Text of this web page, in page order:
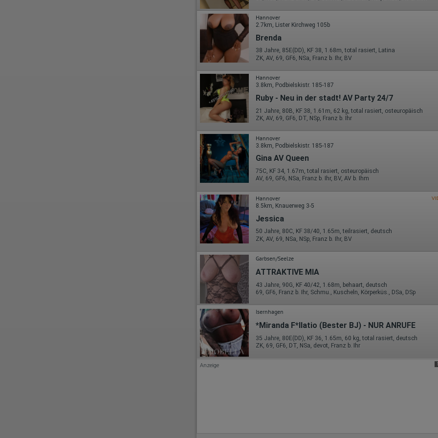
von Mitgliedstaaten der Europäischen Union oder in anderen
Vertragsstaaten des Abkommens über den Europäischen
Wirtschaftsraum gekürzt, dies bedeutet, dass alle Daten anonym
erhoben werden. Nur in Ausnahmefällen wird die volle IP-Adresse an
einen Server von Google in den USA übertragen und dort gekürzt. Die von
dem Browser des Nutzers übermittelte IP-Adresse wird nicht mit anderen
Daten von Google zusammengeführt.
Herkunft (Land und Stadt)
Sprache
Betriebssystem
Gerät (PC, Tablet-PC oder Smartphone)
Browser und alle verwendeten Add-ons
Auflösung des Computers
Webseite)
Welche Dateien wurden heruntergeladen?
Welche Videos angeschaut?
Wurden Werbebanner angeklickt?
Wohin ging der Besucher? Klickte er auf weitere Seiten des Portals
oder hat er sie komplett verlassen?
Wie lange blieb der Besucher?
Ort der Verarbeitung:
Europäische Union & USA
Hotjar
Wir nutzen Hotjar als Webanalysedient. Es wird verwendet, um Daten
über das Benutzerverhalten zu sammeln. Hotjar kann auch im Rahmen
von Umfragen und Feedbackfunktionen, die auf unserer Website
eingebunden sind, von Ihnen bereitgestellte Informationen verarbeiten.
Herausgeber:
Hotjar Limited, Malta
Erhobene Daten:
Datum und Uhrzeit des Besuchs
Gerätetyp
Geografischer Standort
IP-Adresse
Mausbewegungen
Besuchte Seiten
Referrer URL
Hannover
2.7km, Lister Kirchweg 105b
Brenda
38 Jahre, 85E(DD), KF 38, 1.68m, total rasiert, Latina
ZK, AV, 69, GF6, NSa, Franz b. Ihr, BV
Hannover
3.8km, Podbielskistr. 185-187
Ruby - Neu in der stadt! AV Party 24/7
21 Jahre, 80B, KF 38, 1.61m, 62 kg, total rasiert, osteuropäisch
ZK, AV, 69, GF6, DT, NSp, Franz b. Ihr
Hannover
3.8km, Podbielskistr. 185-187
Gina AV Queen
75C, KF 34, 1.67m, total rasiert, osteuropäisch
AV, 69, GF6, NSa, Franz b. Ihr, BV, AV b. Ihm
Hannover
8.5km, Knauerweg 3-5
Jessica
50 Jahre, 80C, KF 38/40, 1.65m, teilrasiert, deutsch
ZK, AV, 69, NSa, NSp, Franz b. Ihr, BV
Garbsen/Seelze
ATTRAKTIVE MIA
43 Jahre, 90G, KF 40/42, 1.68m, behaart, deutsch
69, GF6, Franz b. Ihr, Schmu., Kuscheln, Körperküs., DSa, DSp
Isernhagen
*Miranda F*llatio (Bester BJ) - NUR ANRUFE
35 Jahre, 80E(DD), KF 36, 1.65m, 60 kg, total rasiert, deutsch
ZK, 69, GF6, DT, NSa, devot, Franz b. Ihr
Anzeige